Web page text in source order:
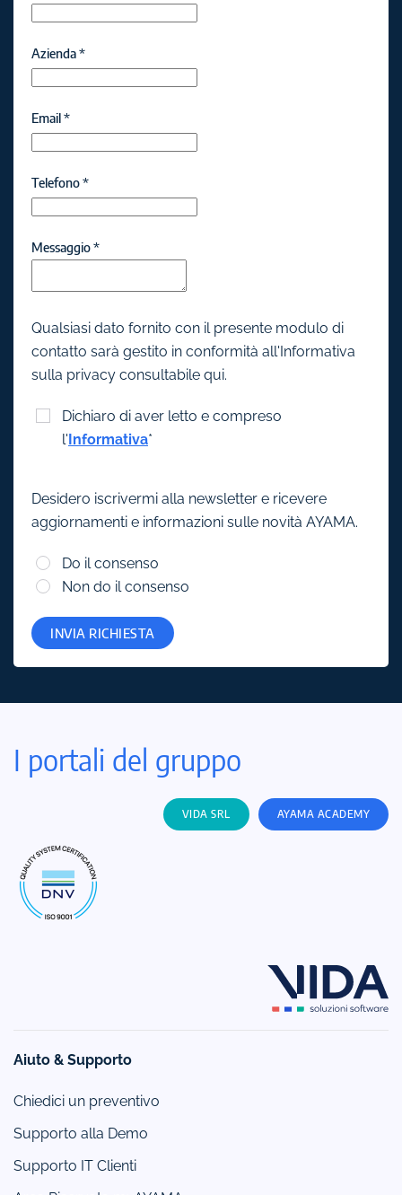
Azienda*
Email*
Telefono*
Messaggio*
Qualsiasi dato fornito con il presente modulo di
contatto sarà gestito in conformità all'Informativa
sulla privacy consultabile qui.
Dichiaro di aver letto e compreso
l'Informativa*
Desidero iscrivermi alla newsletter e ricevere
aggiornamenti e informazioni sulle novità AYAMA.
Do il consenso
Non do il consenso
INVIA RICHIESTA
I portali del gruppo
VIDA SRL AYAMA ACADEMY
Aiuto & Supporto
Chiedici un preventivo
Supporto alla Demo
Supporto IT Clienti